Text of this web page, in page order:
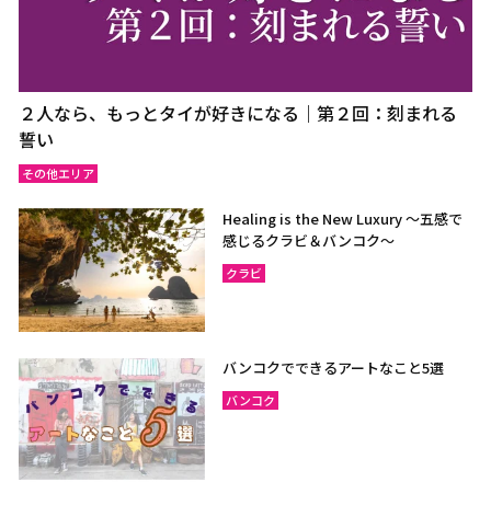
２人なら、もっとタイが好きになる｜第２回：刻まれる
誓い
その他エリア
Healing is the New Luxury ～五感で
感じるクラビ＆バンコク～
クラビ
バンコクでできるアートなこと5選
バンコク